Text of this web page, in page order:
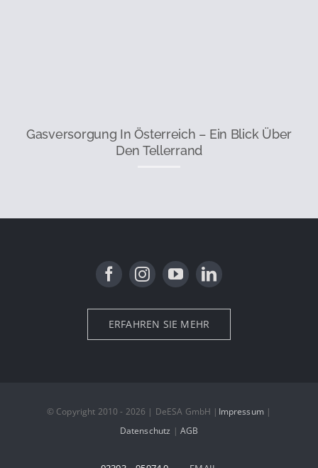
Gasversorgung In Österreich – Ein Blick Über
Den Tellerrand
ERFAHREN SIE MEHR
© Copyright 2010 - 2026 | DeESA GmbH | Impressum |
Datenschutz | AGB